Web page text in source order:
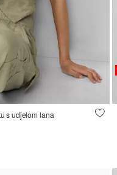
s udjelom lana